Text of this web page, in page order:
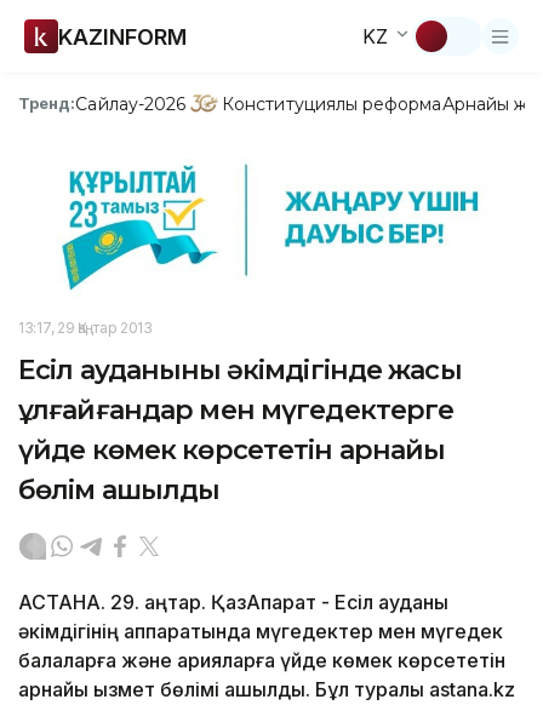
KAZINFORM KZ
Тренд:Сайлау-2026 Конституциялық реформаАрнайы
13:17, 29 Қаңтар 2013
Есіл ауданының әкімдігінде жасы
ұлғайғандар мен мүгедектерге
үйде көмек көрсететін арнайы
бөлім ашылды
АСТАНА. 29. қаңтар. ҚазАқпарат - Есіл ауданы
әкімдігінің аппаратында мүгедектер мен мүгедек
балаларға және қарияларға үйде көмек көрсететін
арнайы қызмет бөлімі ашылды. Бұл туралы astana.kz